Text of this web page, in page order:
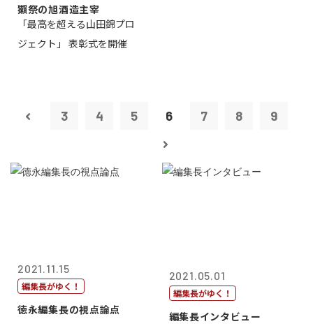
獺祭の旭酒造主宰
「最高を超える山田錦プロ
ジェクト」 表彰式を開催
3 4 5 6 7 8 9
2021.11.15
編集長がゆく！
徳永編集長の視点論点
2021.05.01
編集長がゆく！
編集長インタビュー